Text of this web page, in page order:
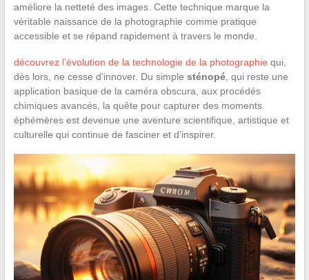
améliore la netteté des images. Cette technique marque la
véritable naissance de la photographie comme pratique
accessible et se répand rapidement à travers le monde.
découvrez l’évolution de la technologie de la photographie qui,
dès lors, ne cesse d’innover. Du simple sténopé, qui reste une
application basique de la caméra obscura, aux procédés
chimiques avancés, la quête pour capturer des moments
éphémères est devenue une aventure scientifique, artistique et
culturelle qui continue de fasciner et d’inspirer.